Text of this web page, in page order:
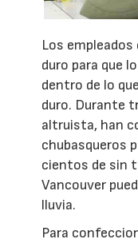
Los
duro para que
dentro de lo
duro. Durante
altruista, han
chubasqueros
cientos de sin
Vancouver
lluvia.
Para